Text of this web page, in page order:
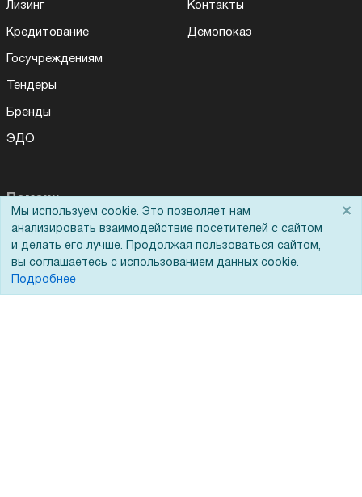
Лизинг
Кредитование
Госучреждениям
Тендеры
Бренды
ЭДО
Контакты
Демопоказ
Помощь
Вопрос-ответ
Реквизиты
Гарантии и возврат
Мы используем cookie. Это позволяет нам
анализировать взаимодействие посетителей с сайтом
и делать его лучше. Продолжая пользоваться сайтом,
вы соглашаетесь с использованием данных cookie.
Подробнее
×